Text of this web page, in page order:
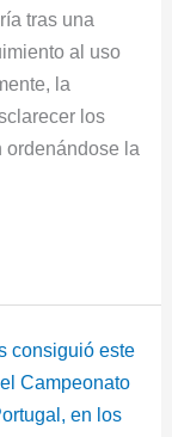
tras una
al uso
la
los
ordenándose la